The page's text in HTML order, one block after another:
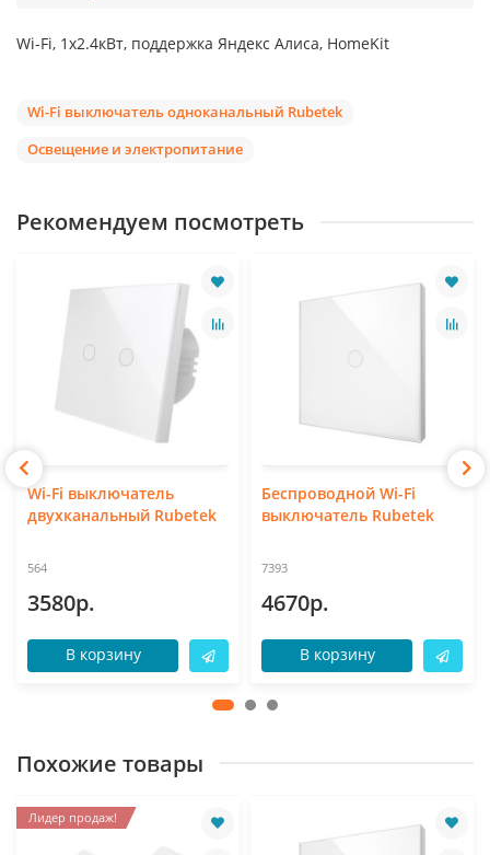
Wi-Fi, 1х2.4кВт, поддержка Яндекс Алиса, HomeKit
Wi-Fi выключатель одноканальный Rubetek
Освещение и электропитание
Рекомендуем посмотреть
Wi-Fi выключатель
двухканальный Rubetek
564
3580р.
В корзину
Беспроводной Wi-Fi
выключатель Rubetek
7393
4670р.
В корзину
Похожие товары
Лидер продаж!